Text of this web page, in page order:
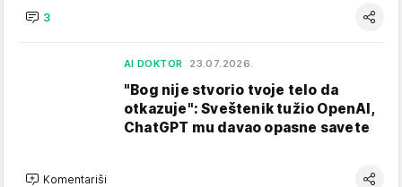
3
AI DOKTOR 23.07.2026.
"Bog nije stvorio tvoje telo da
otkazuje": Sveštenik tužio OpenAI,
ChatGPT mu davao opasne savete
Komentariši